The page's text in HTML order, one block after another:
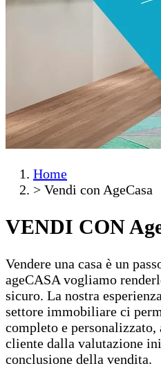
Home
> Vendi con AgeCasa
VENDI CON
Vendere una casa è un
ageCASA vogliamo
sicuro. La nostra
settore immobiliare ci
completo e personalizzato,
cliente dalla valutazione
conclusione della vendita.